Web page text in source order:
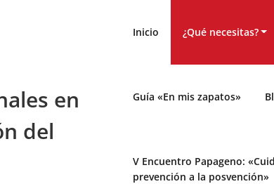
en
del
Inicio ¿Qué necesitas?
Guía «En mis zapatos»
V Encuentro Papageno:
prevención a la posvención»